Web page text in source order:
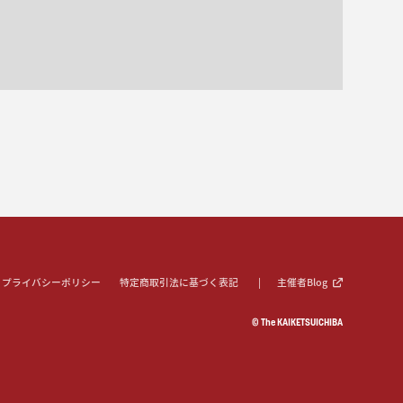
プライバシーポリシー 特定商取引法に基づく表記 主催者Blog
© The KAIKETSUICHIBA